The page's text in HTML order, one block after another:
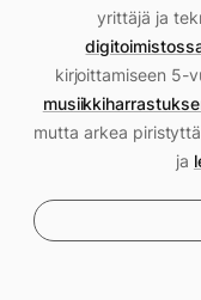
yrittäjä ja
kirjoittamiseen 5-
mutta arkea
ja